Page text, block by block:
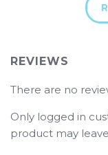
REVIEWS
There are no
Only logged in
product may